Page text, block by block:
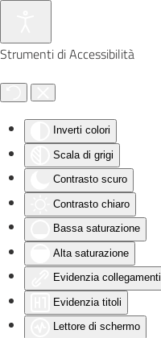
Strumenti di Accessibilità
Inverti colori
Scala di grigi
Contrasto scuro
Contrasto chiaro
Bassa saturazione
Alta saturazione
Evidenzia collegamenti
Evidenzia titoli
Lettore di schermo
Skip to main content